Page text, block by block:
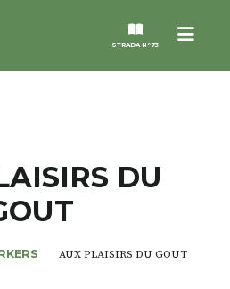
Menu
STRADA N°73
DU
AUX PLAISIRS DU GOUT